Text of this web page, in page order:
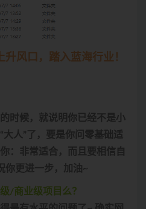
风口，踏入蓝海行业！
时候，就说明你已经不是小
大人”了，要是你问零基础适
：非常适合，而且要相信自
你更进一步，加油~
/商业级项目么？